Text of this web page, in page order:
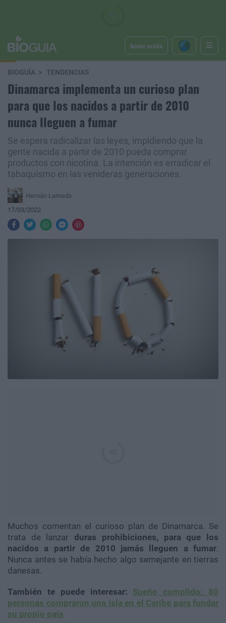
Iniciar sesión
BIOGUÍA TENDENCIAS
Dinamarca implementa un curioso plan
para que los nacidos a partir de 2010
nunca lleguen a fumar
Se espera radicalizar las leyes, impidiendo que la
gente nacida a partir de 2010 pueda comprar
productos con nicotina. La intención es erradicar el
tabaquismo en las venideras generaciones.
Hernán Lameda
17/03/2022
Muchos comentan el curioso plan de Dinamarca. Se
trata de lanzar duras prohibiciones, para que los
nacidos a partir de 2010 jamás lleguen a fumar.
Nunca antes se había hecho algo semejante en tierras
danesas.
También te puede interesar: Sueño cumplido: 80
personas compraron una isla en el Caribe para fundar
su propio país